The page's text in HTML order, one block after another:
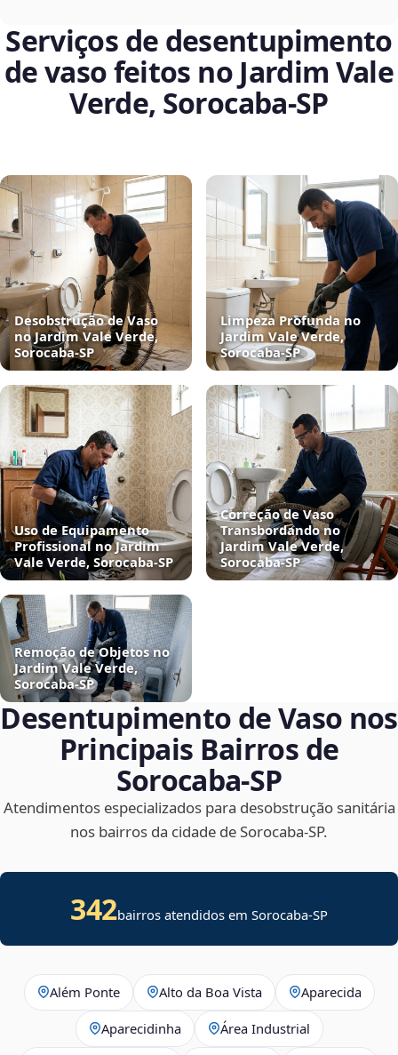
Serviços de desentupimento
de vaso feitos no Jardim Vale
Verde, Sorocaba‑SP
Desobstrução de Vaso
no Jardim Vale Verde,
Sorocaba‑SP
Limpeza Profunda no
Jardim Vale Verde,
Sorocaba‑SP
Uso de Equipamento
Profissional no Jardim
Vale Verde, Sorocaba‑SP
Correção de Vaso
Transbordando no
Jardim Vale Verde,
Sorocaba‑SP
Remoção de Objetos no
Jardim Vale Verde,
Sorocaba‑SP
Desentupimento de Vaso nos
Principais Bairros de
Sorocaba‑SP
Atendimentos especializados para desobstrução sanitária
nos bairros da cidade de Sorocaba‑SP.
342bairros atendidos em Sorocaba-SP
Além Ponte Alto da Boa Vista Aparecida
Aparecidinha Área Industrial